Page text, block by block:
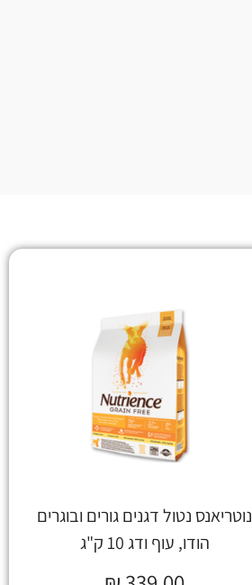
נוטריאנס נטול דגנים גורים ובוגרים
הודו, עוף ודג 10 ק"ג